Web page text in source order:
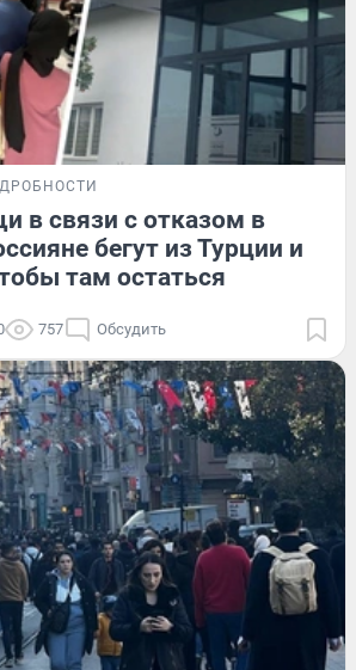
в связи с отказом в
бегут из Турции и
там остаться
757 Обсудить